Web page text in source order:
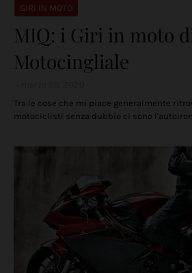
GIRI IN MOTO
MIQ: i Giri in moto
Motocingliale
Tra le cose che mi piace generalmente
motociclisti senza dubbio ci sono